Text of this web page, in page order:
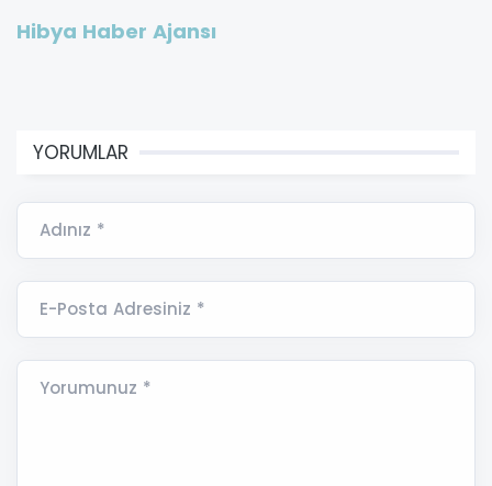
Hibya Haber Ajansı
YORUMLAR
Adınız *
E-Posta Adresiniz *
Yorumunuz *